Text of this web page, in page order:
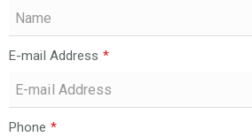
E-mail Address *
Phone *